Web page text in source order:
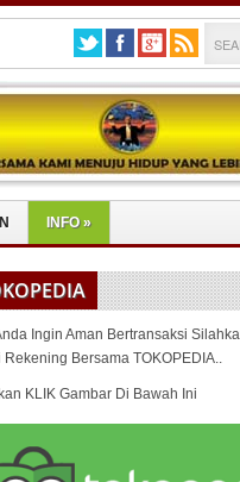
INFO»
Ingin Aman Bertransaksi
Rekening Bersama TOKOPEDIA..
KLIK Gambar Di Bawah Ini